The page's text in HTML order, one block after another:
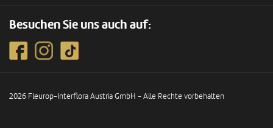
Besuchen Sie uns auch auf:
2026 Fleurop-Interflora Austria GmbH - Alle Rechte vorbehalten